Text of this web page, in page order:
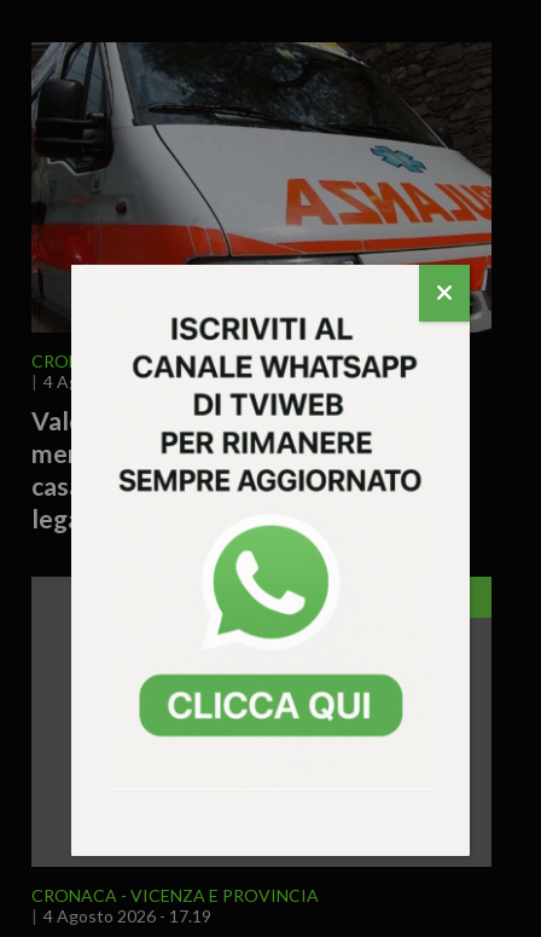
CRONACA VENETO
VICENZA E PROVINCIA
4 Agosto 2026 - 17.54
Valdagno – Donna trovata morta
mentre raccoglieva patate nell’orto di
casa: si valuta un possibile malore
legato al caldo
CRONACA
VICENZA E PROVINCIA
4 Agosto 2026 - 17.19